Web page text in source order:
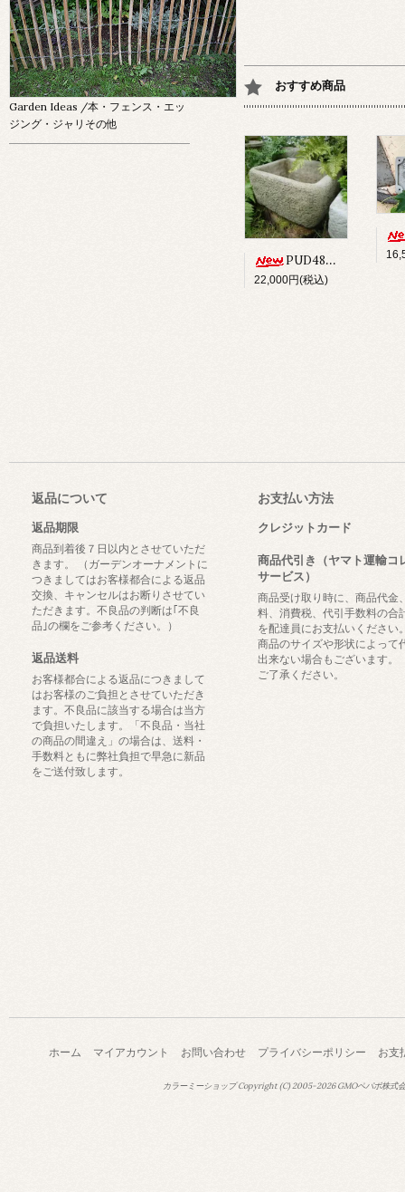
おすすめ商品
PUD48 ALPINE PLANTER
22,000円(税込)
Garden Ideas /本・フェンス・エッ
ジング・ジャリその他
返品について
返品期限
商品到着後７日以内とさせていただ
きます。 （ガーデンオーナメントに
つきましてはお客様都合による返品
交換、キャンセルはお断りさせてい
ただきます。不良品の判断は｢不良
品｣の欄をご参考ください。）
返品送料
お客様都合による返品につきまして
はお客様のご負担とさせていただき
ます。不良品に該当する場合は当方
で負担いたします。「不良品・当社
の商品の間違え」の場合は、送料・
手数料ともに弊社負担で早急に新品
をご送付致します。
お支払い方法
クレジットカード
商品代引き（ヤマト運輸コ
サービス）
商品受け取り時に、商品代金
料、消費税、代引手数料の合
を配達員にお支払いください
商品のサイズや形状によって
出来ない場合もございます。
ご了承ください。
ホーム マイアカウント お問い合わせ プライバシーポリシー お支
カラーミーショップCopyright (C) 2005-2026GMOペパボ株式